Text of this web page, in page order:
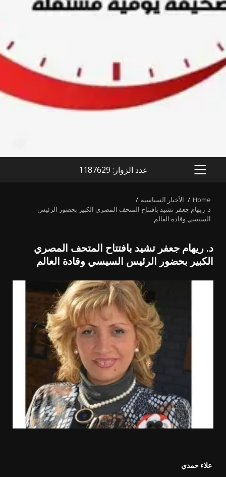
PRIMARY
عدد الزوار: 1187629
Home
الأخبار السياسية
د. ريهام جعفر تشيد بافتتاح المتحف المصري الكبير بحضور الرئيس
السيسي وقادة العالم
د. ريهام جعفر تشيد بافتتاح المتحف المصري
الكبير بحضور الرئيس السيسي وقادة العالم
علاء حمدي